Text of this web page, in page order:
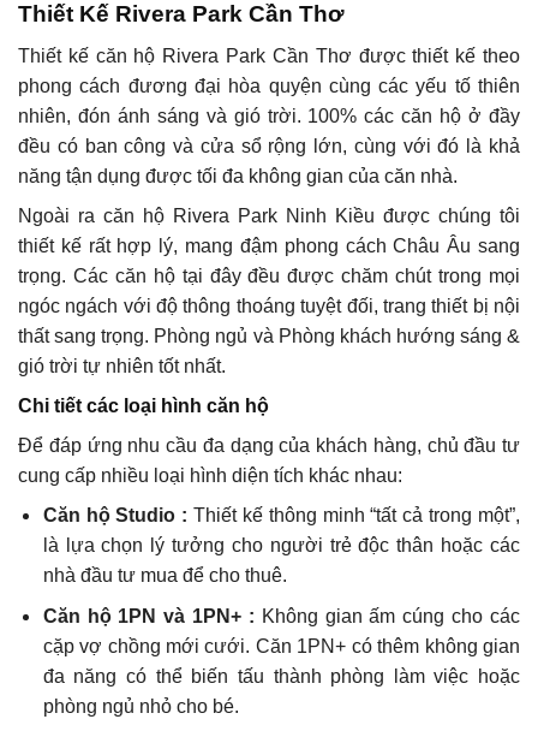
Thiết Kế Rivera Park Cần Thơ
Thiết kế căn hộ Rivera Park Cần Thơ được thiết kế theo
phong cách đương đại hòa quyện cùng các yếu tố thiên
nhiên, đón ánh sáng và gió trời. 100% các căn hộ ở đầy
đều có ban công và cửa sổ rộng lớn, cùng với đó là khả
năng tận dụng được tối đa không gian của căn nhà.
Ngoài ra căn hộ Rivera Park Ninh Kiều được chúng tôi
thiết kế rất hợp lý, mang đậm phong cách Châu Âu sang
trọng. Các căn hộ tại đây đều được chăm chút trong mọi
ngóc ngách với độ thông thoáng tuyệt đối, trang thiết bị nội
thất sang trọng. Phòng ngủ và Phòng khách hướng sáng &
gió trời tự nhiên tốt nhất.
Chi tiết các loại hình căn hộ
Để đáp ứng nhu cầu đa dạng của khách hàng, chủ đầu tư
cung cấp nhiều loại hình diện tích khác nhau:
Căn hộ Studio : Thiết kế thông minh “tất cả trong một”,
là lựa chọn lý tưởng cho người trẻ độc thân hoặc các
nhà đầu tư mua để cho thuê.
Căn hộ 1PN và 1PN+ : Không gian ấm cúng cho các
cặp vợ chồng mới cưới. Căn 1PN+ có thêm không gian
đa năng có thể biến tấu thành phòng làm việc hoặc
phòng ngủ nhỏ cho bé.